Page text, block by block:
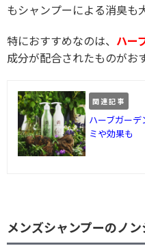
もシャンプーによる消臭も
特におすすめなのは、 ハー
成分が配合されたものがお
関連記事
ハーブガー
ミや効果も
メンズシャンプーのノ